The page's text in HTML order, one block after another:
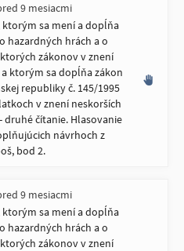
9 mesiacmi
sa mení a dopĺňa
hazardných hrách a o
zákonov v znení
ktorým sa dopĺňa zákon
republiky č. 145/1995
v znení neskorších
druhé čítanie. Hlasovanie
návrhoch z
bod 2.
9 mesiacmi
sa mení a dopĺňa
hazardných hrách a o
zákonov v znení